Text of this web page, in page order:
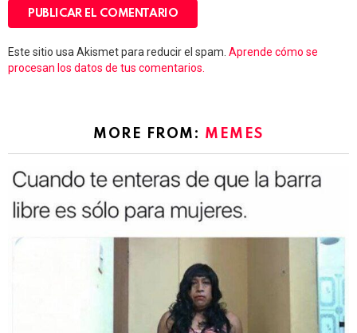
Este sitio usa Akismet para reducir el spam. Aprende cómo se
procesan los datos de tus comentarios.
MORE FROM: MEMES